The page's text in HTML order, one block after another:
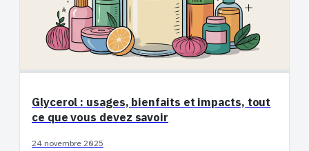
Glycerol : usages, bienfaits et impacts, tout
ce que vous devez savoir
24 novembre 2025